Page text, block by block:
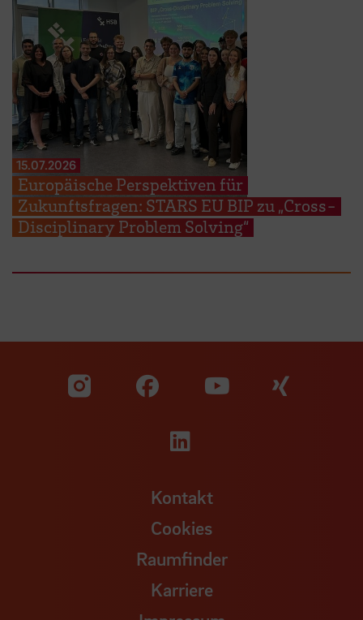
15.07.2026
Europäische Perspektiven für
Zukunftsfragen: STARS EU BIP zu „Cross-
Disciplinary Problem Solving“
Zu unserer Facebook
Zu
Zu unserer
Kontakt
Cookies
Raumfinder
Karriere